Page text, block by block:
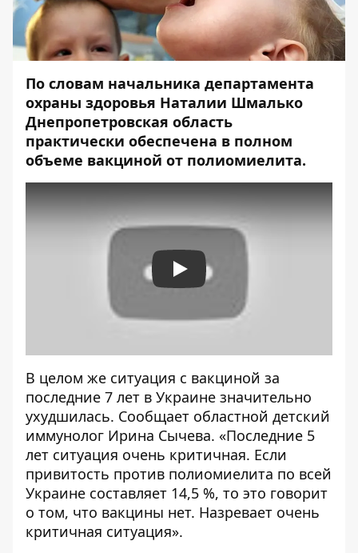
По словам начальника департамента
охраны здоровья Наталии Шмалько
Днепропетровская область
практически обеспечена в полном
объеме вакциной от полиомиелита.
Play
В целом же ситуация с вакциной за
последние 7 лет в Украине значительно
ухудшилась. Сообщает областной детский
иммунолог Ирина Сычева. «Последние 5
лет ситуация очень критичная. Если
привитость против полиомиелита по всей
Украине составляет 14,5 %, то это говорит
о том, что вакцины нет. Назревает очень
критичная ситуация».